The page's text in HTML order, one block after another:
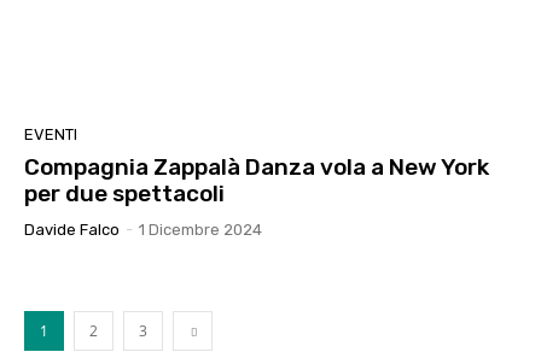
EVENTI
Compagnia Zappalà Danza vola a New York
per due spettacoli
Davide Falco - 1 Dicembre 2024
1 2 3